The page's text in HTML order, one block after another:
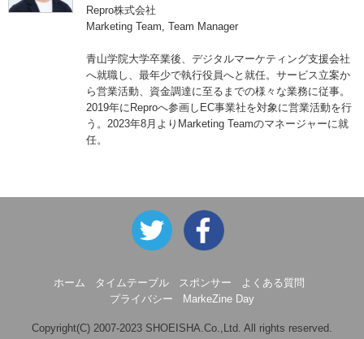
Repro株式会社
Marketing Team, Team Manager
青山学院大学卒業後、デジタルマーケティング支援会社
へ就職し、最年少で執行役員へと就任。サービス立案か
ら営業活動、資金調達に至るまでの様々な業務に従事。
2019年にReproへ参画しEC事業社を対象に営業活動を行
う。2023年8月よりMarketing Teamのマネージャーに就
任。
ホーム タイムテーブル スポンサー
よくある質問
プライバシー
MarkeZine Day
Copyright(C) 2007-2023 SHOEISHA.Co.,Ltd. All rights reserved.